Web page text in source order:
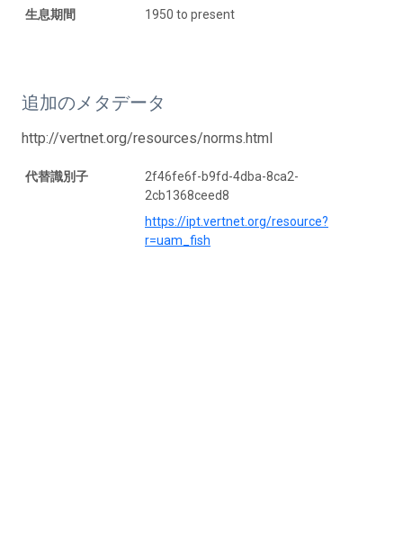
生息期間 1950 to present
追加のメタデータ
http://vertnet.org/resources/norms.html
代替識別子
2f46fe6f-b9fd-4dba-8ca2-
2cb1368ceed8
https://ipt.vertnet.org/resource?
r=uam_fish